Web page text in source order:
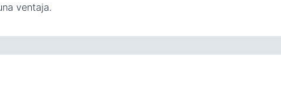
ventaja.